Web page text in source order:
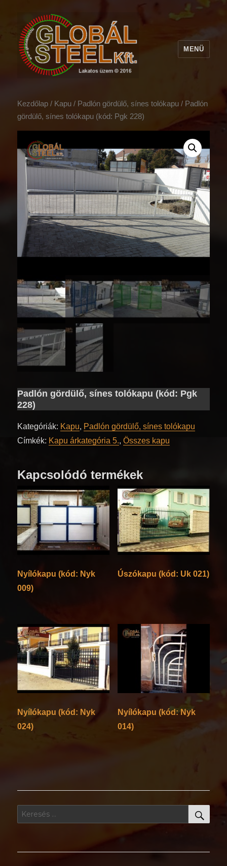
MENÜ
Kezdőlap / Kapu / Padlón gördülő, sínes tolókapu / Padlón
gördülő, sínes tolókapu (kód: Pgk 228)
Padlón gördülő, sínes tolókapu (kód: Pgk
228)
Kategóriák: Kapu, Padlón gördülő, sínes tolókapu
Címkék: Kapu árkategória 5.,Összes kapu
Kapcsolódó termékek
Nyílókapu (kód: Nyk
009)
Úszókapu (kód: Uk 021)
Nyílókapu (kód: Nyk
024)
Nyílókapu (kód: Nyk
014)
Keresés
a
kifejezésre: